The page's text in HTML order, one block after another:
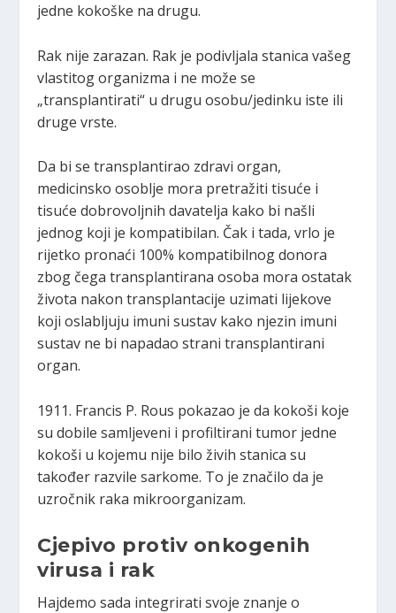
jedne kokoške na drugu.
Rak nije zarazan. Rak je podivljala stanica vašeg
vlastitog organizma i ne može se
„transplantirati“ u drugu osobu/jedinku iste ili
druge vrste.
Da bi se transplantirao zdravi organ,
medicinsko osoblje mora pretražiti tisuće i
tisuće dobrovoljnih davatelja kako bi našli
jednog koji je kompatibilan. Čak i tada, vrlo je
rijetko pronaći 100% kompatibilnog donora
zbog čega transplantirana osoba mora ostatak
života nakon transplantacije uzimati lijekove
koji oslabljuju imuni sustav kako njezin imuni
sustav ne bi napadao strani transplantirani
organ.
1911. Francis P. Rous pokazao je da kokoši koje
su dobile samljeveni i profiltirani tumor jedne
kokoši u kojemu nije bilo živih stanica su
također razvile sarkome. To je značilo da je
uzročnik raka mikroorganizam.
Cjepivo protiv onkogenih
virusa i rak
Hajdemo sada integrirati svoje znanje o